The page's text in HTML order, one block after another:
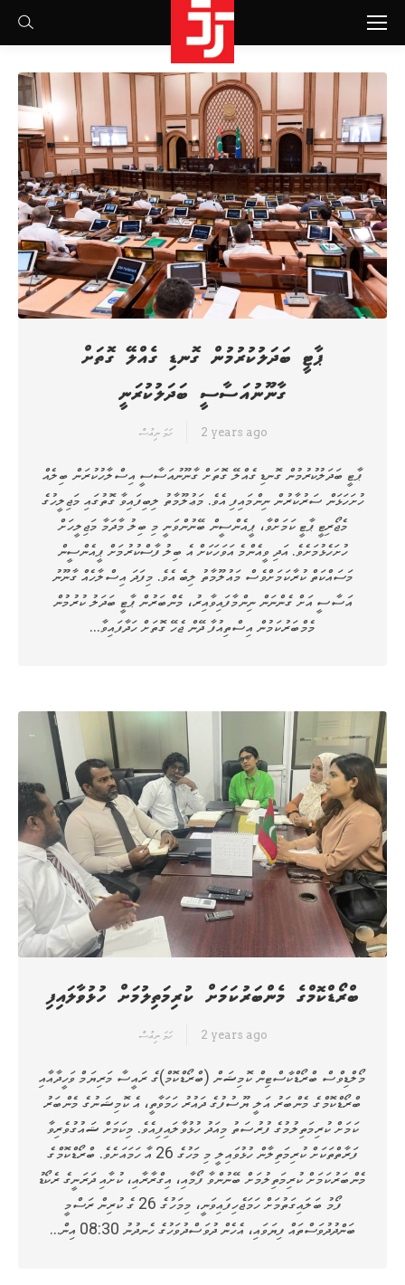
Search:
ޕާޓީ ބަދަލުކުރުމުން ގޮނޑި ގެއްލޭ ގޮތަށް
ގާނޫނުއަސާސީ ބަދަލުކުރަނީ
ހަމަ ނިއުސް 2 years ago
ޕާޓީ ބަދަލުކުރުމުން ގޮނޑި ގެއްލޭ ގޮތަށް ގާނޫނުއަސާސީ އިސްލާހުކުރަން ބިލެއް
ހުށަހަޅަން ސަރުކާރުން ނިންމައިފި އެވެ. މަޢުލޫމާތު ލިބިފައިވާ ގޮތުގައި މަޖިލީހުގެ
މެޖޯރިޓީ ޕާޓީ ކަމަށްވާ، ޕީއެންސީން ބޭނުންވަނީ މި ބިލު މާދަމާ މަޖިލީހަށް
ހުށަހެޅުމަށެވެ. އަދި ވީއެންމެ އަވަހަކަށް އެ ބިލު ފާސްކުރުމަށް ޕީއެންސީން
މަސައްކަތް ކުރާކަމަށްވެސް މައުލޫމާތު ލިބެ އެވެ. މިފަދަ އިސްލާހެއް ގާނޫނު
އަސާސީ އަށް ގެންނަން ނިންމާފައިވާއިރު، މެންބަރުން ޕާޓީ ބަދަލު ކުރުމުން
މެމްބަރުކަމުން އިސްތިއުފާ ދޭން ޖެހޭ ގޮތަށް ހަދާފައިވާ…
ބްރޯޑްކޮމްގެ މެންބަރުކަމަށް ކުރިމަތިލުމަށް ހުޅުވާލައިފި
ހަމަ ނިއުސް 2 years ago
މޯލްޑިވްސް ބްރޯޑްކާސްޓިން ކޮމިޝަން (ބްރޯޑްކޮމް)ގެ ރައީސާ މަރިޔަމް ވަހީދާއާއި
ބްރޯޑްކޮމްގެ މެންބަރު އަލީ ޔޫސުފުގެ ދައުރު ހަމަވާތީ، އެ ކޮމިޝަނުގެ މެންބަރު
ކަމަށް ކުރިމަތިލުމުގެ ފުރުސަތު މިއަދު ހުޅުވާލައިފިއެވެ. މިކަމަށް ޝައުގުވެރިވާ
ފަރާތްތަކަށް ކުރިމަތިލާން ހުޅުވައިލީ މި މަހުގެ 26 އާ ހަމައަށެވެ. ބްރޯޑްކޮމްގެ
މެންބަރުކަމަށް ކުރިމަތިލުމަށް ބޭނުންވާ ފޯމާއި، އިގްރާރާއި، ކުށާއި ދަރަނީގެ ރެކޯޑު
ފޯމު ބަލައިގަތުމަށް ހަމަޖެހިފައިވަނީ، މިމަހުގެ 26 ގެ ކުރިން ރަސްމީ
ބަންދުދުވަސްތައް ފިޔަވައި، އެހެން ދުވަސްދުވަހުގެ ހެނދުނު 08:30 އިން…